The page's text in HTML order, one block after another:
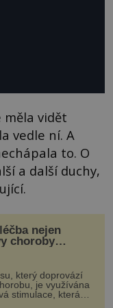
měla vidět
vedle ní. A
to. O
a další duchy,
nejen
choroby
který doprovází
je využívána
stimulace, která
invazivní